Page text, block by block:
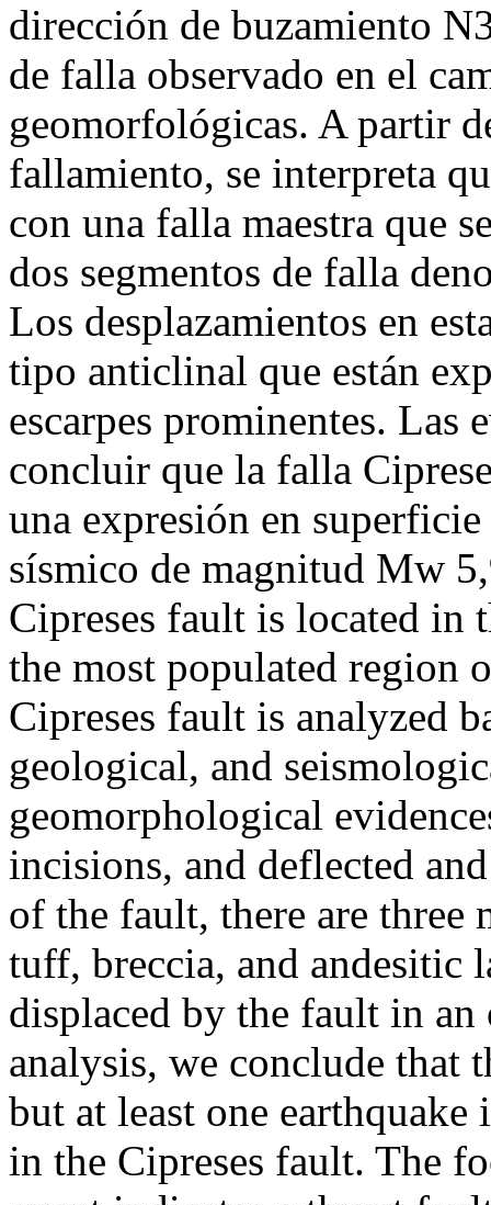
dirección de buzamiento
de falla observado en el
geomorfológicas. A partir
fallamiento, se interpreta
con una falla maestra que
dos segmentos de falla
Los desplazamientos en
tipo anticlinal que están
escarpes prominentes. Las
concluir que la falla
una expresión en
sísmico de magnitud Mw
Cipreses fault is located in
the most populated region
Cipreses fault is analyzed
geological, and
geomorphological
incisions, and deflected
of the fault, there are three
tuff, breccia, and andesitic
displaced by the fault in
analysis, we conclude that
but at least one
in the Cipreses fault. The